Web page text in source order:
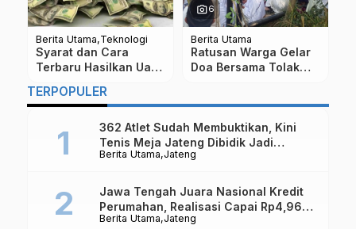
Berita Utama Teknologi
Syarat dan Cara
Terbaru Hasilkan Uang
photo_camera6
Berita Utama
Ratusan Warga Gelar
Doa Bersama Tolak
TERPOPULER
Berita Utama Jateng
362 Atlet Sudah Membuktikan, Kini
Tenis Meja Jateng Dibidik Jadi
Kekuatan Nasional
Berita Utama Jateng
Jawa Tengah Juara Nasional Kredit
Perumahan, Realisasi Capai Rp4,96
Triliun